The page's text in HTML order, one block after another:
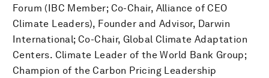
Forum (IBC Member; Co-Chair, Alliance of CEO
Climate Leaders), Founder and Advisor, Darwin
International; Co-Chair, Global Climate Adaptation
Centers. Climate Leader of the World Bank Group;
Champion of the Carbon Pricing Leadership